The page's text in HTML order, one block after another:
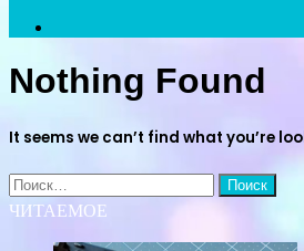
Nothing Found
It seems we can’t find what you’re
Найти:
ЧИТАЕМОЕ